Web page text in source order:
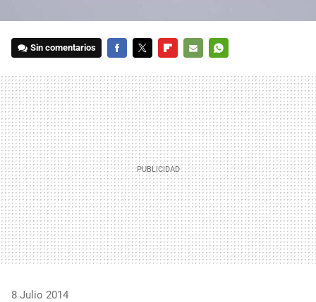
Sin comentarios
MAIL
8 Julio 2014